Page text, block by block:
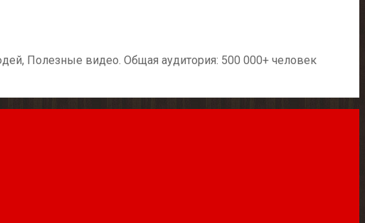
Полезные видео. Общая аудитория: 500 000+ человек